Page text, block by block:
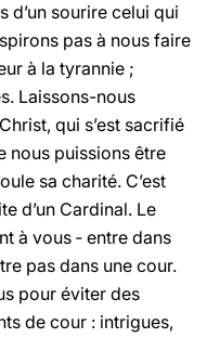
d’un sourire celui qui
pas à nous faire
à la tyrannie ;
Laissons-nous
qui s’est sacrifié
nous puissions être
sa charité. C’est
d’un Cardinal. Le
à vous ‑ entre dans
pas dans une cour.
pour éviter des
de cour : intrigues,